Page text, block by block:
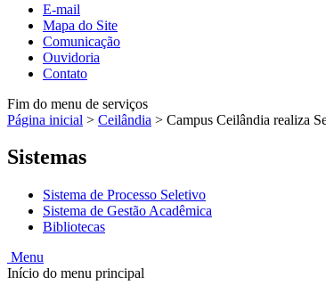
E-mail
Mapa do Site
Comunicação
Ouvidoria
Contato
Fim do menu de serviços
Página inicial > Ceilândia > Campus Ceilândia realiza
Sistemas
Sistema de Processo Seletivo
Sistema de Gestão Acadêmica
Bibliotecas
Menu
Início do menu principal